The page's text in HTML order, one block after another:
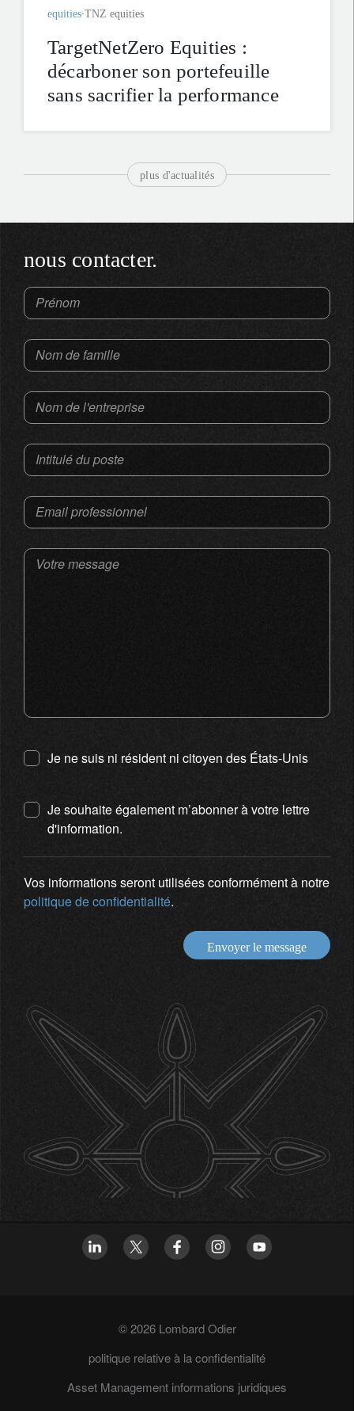
equities TNZ equities
TargetNetZero Equities :
décarboner son portefeuille
sans sacrifier la performance
plus d'actualités
nous contacter.
Prénom
Nom de famille
Nom de l'entreprise
Intitulé du poste
Email professionnel
Votre message
Je ne suis ni résident ni citoyen des États-Unis
Je souhaite également m’abonner à votre lettre
d'information.
Vos informations seront utilisées conformément à notre
politique de confidentialité.
Envoyer le message
© 2026 Lombard Odier
politique relative à la confidentialité
Asset Management informations juridiques